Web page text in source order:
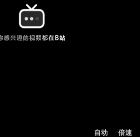
自动 倍速